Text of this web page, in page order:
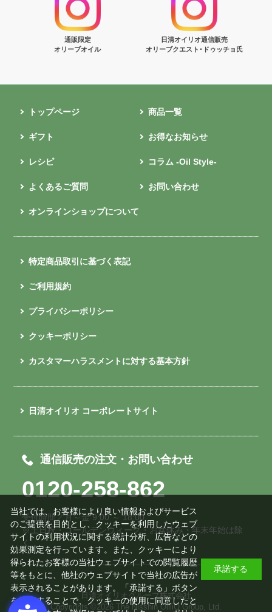
通販限定
オリーブオイル
日清オイリオ通信販売
オリーブクエスト･ドゥッチョ氏
トップページ 商品一覧
ギフト お得なお知らせ
レシピ コラム -Oil Style-
よくあるご質問 お問い合わせ
オンラインショップについて
特定商品取引に基づく表記
ご利用規約
プライバシーポリシー
クッキーポリシー
カスタマーハラスメントに対する基本方針
日清オイリオ コーポレートサイト
通信販売の注文・お問い合わせ
0120-258-862
受付時間／月～金 9:00 ～ 18:00
※土日祝・ゴールデンウィーク・お盆休み・年末年始は除
く
日清オイリオグループ株式会社
Copyrights ©2026 The Nisshin OilliO Group, Ltd.
当社では、お客様により良い情報およびサービス
のご提供を目的とし、クッキーを利用したウェブ
サイトの利用状況に関する統計分析、広告などの
効果測定を行っています。また、クッキーにより
得られたお客様の当社ウェブサイトでの閲覧履歴
等をもとに、他社のウェブサイトで当社の広告が
表示されることがあります。「承諾する」ボタン
を押下することで、クッキーの使用に同意したと
承諾する